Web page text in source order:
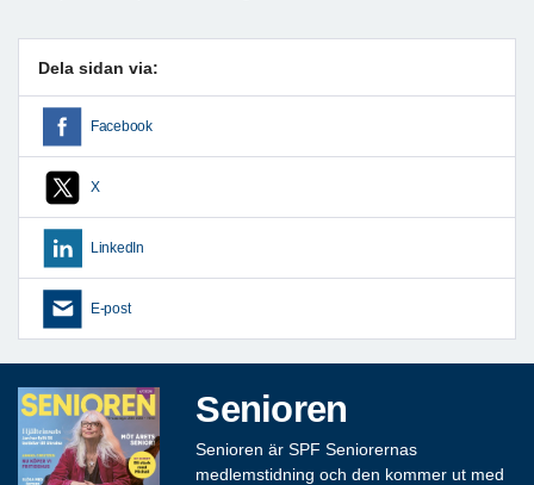
Dela sidan via:
Facebook
X
LinkedIn
E-post
Senioren
Senioren är SPF Seniorernas
medlemstidning och den kommer ut med